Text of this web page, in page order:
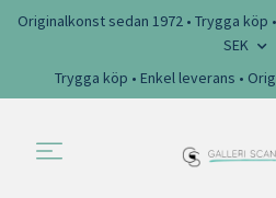
Originalkonst sedan 1972 • Trygga
SEK
Trygga köp • Enkel leverans •